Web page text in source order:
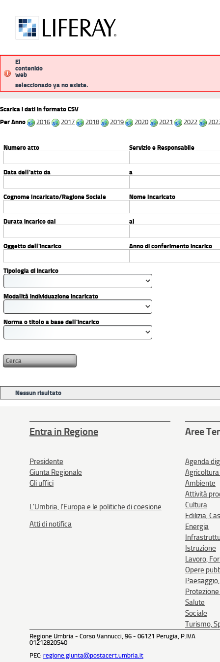
El
contenido
web
seleccionado ya no existe.
Scarica i dati in formato CSV
Per Anno
2016 2017 2018 2019 2020 2021 2022
Numero atto
Data dell'atto da
Cognome Incaricato/Ragione Sociale
Durata incarico dal
Oggetto dell'incarico
Tipologia di incarico
Modalità individuazione incaricato
Norma o titolo a base dell'incarico
Servizio e Responsabile
a
Nome Incaricato
al
Anno di conferimento incarico
Nessun risultato
Entra in Regione
Presidente
Giunta Regionale
Gli uffici
L'Umbria, l'Europa e le politiche di coesione
Atti di notifica
Aree
Agenda
Ambiente
Attività
Cultura
Edilizia,
Energia
Istruzione
Lavoro,
Opere
Protezione
Salute
Sociale
Turismo,
Regione Umbria - Corso Vannucci, 96 - 06121 Perugia, P.IVA
01212820540
PEC: regione.giunta@postacert.umbria.it